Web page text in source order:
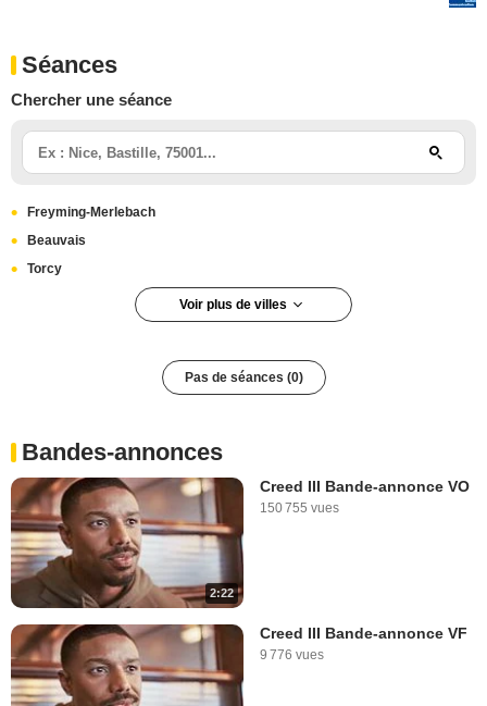
Séances
Chercher une séance
Freyming-Merlebach
Beauvais
Torcy
Voir plus de villes
Pas de séances (0)
Bandes-annonces
2:22
Creed III Bande-annonce VO
150 755 vues
Creed III Bande-annonce VF
9 776 vues